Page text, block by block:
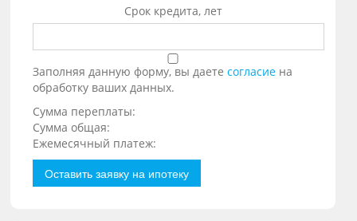
Срок кредита, лет
Заполняя данную форму, вы даетесогласие на
обработку ваших данных.
Сумма переплаты:
Сумма общая:
Ежемесячный платеж:
Оставить заявку на ипотеку